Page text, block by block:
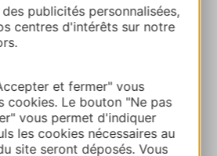
publicités personnalisées,
centres d'intérêts sur notre
et fermer" vous
cookies. Le bouton "Ne pas
vous permet d'indiquer
les cookies nécessaires au
site seront déposés. Vous